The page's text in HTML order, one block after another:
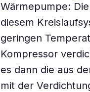
Wärmepumpe:
diesem
geringen
Kompressor
es dann die aus
mit der